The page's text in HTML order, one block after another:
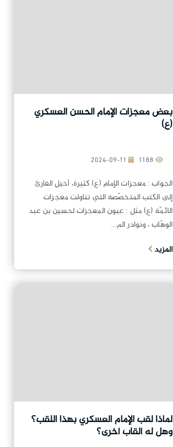
بعض معجزات الإمام الحسن العسكري
(ع)
2024-09-11
الجواب : معجزات الإمام (ع) كثيرة، أحيل القارئ
إلى الكتب المتخصّصة التي تناولت معجزات
الائمّة (ع) مثل : عيون المعجزات لحسين بن عبد
الوهّاب ، ونوادر الم...
المزيد
لماذا لقب الإمام العسكري بهذا اللقب؟
وهل له ألقاب أخرى؟